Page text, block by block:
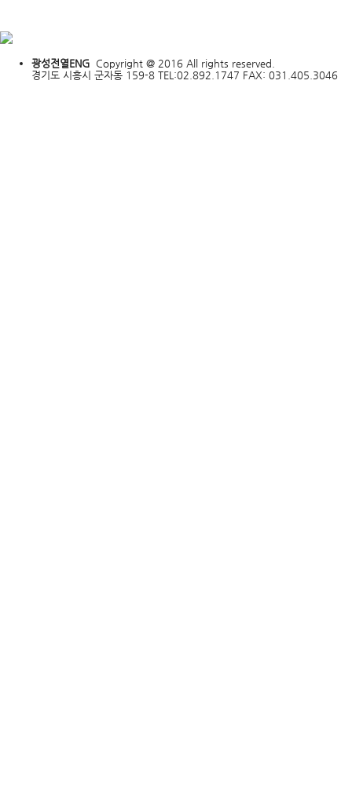
광성전열ENG Copyright @ 2016 All rights reserved.
경기도 시흥시 군자동 159-8 TEL:02.892.1747 FAX: 031.405.3046